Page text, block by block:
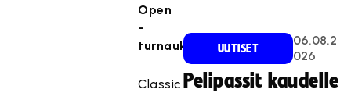
Open
-
turnaukseen.
Classic
UUTISET
06.08.2
026
Pelipassit kaudelle